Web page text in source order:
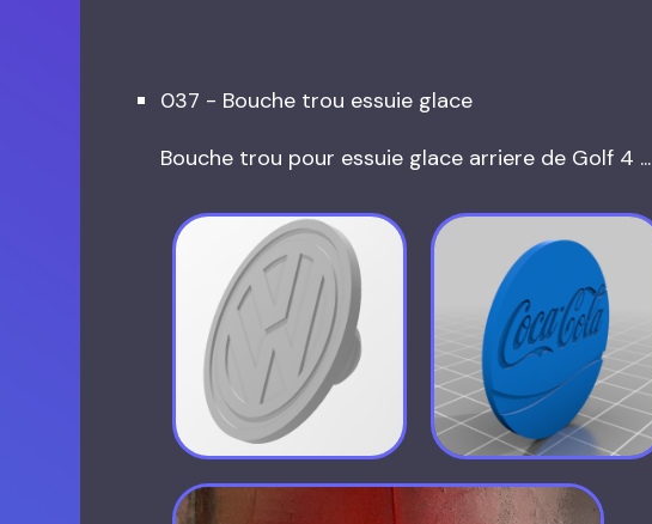
037 - Bouche trou essuie glace
Bouche trou pour essuie glace arriere de Golf 4 ...